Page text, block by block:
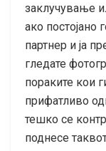
заклучување
ако постојано
партнер и ја
гледате
пораките кои
прифатливо
тешко се
поднесе